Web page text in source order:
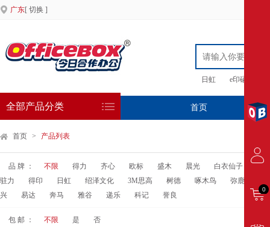
广东[ 切换 ]
日虹 e印硒鼓
全部产品分类 首页 专
首页 > 产品列表
品 牌 ： 不限 得力 齐心 欧标 盛木 晨光 白衣仙子
驻力
得印 日虹 绍泽文化 3M思高 树德 啄木鸟 弥鹿
兴
易达 奔马 雅谷 递乐 科记 誉良
包 邮 ： 不限 是 否
0